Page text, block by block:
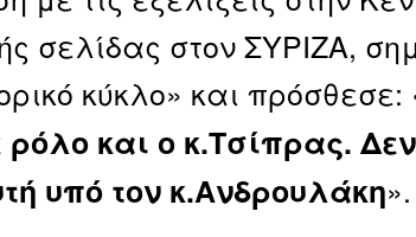
σελίδας στον ΣΥΡΙΖΑ,
κύκλο» και πρόσθεσε:
ρόλο και ο κ.Τσίπρας.
υπό τον κ.Ανδρουλάκη».